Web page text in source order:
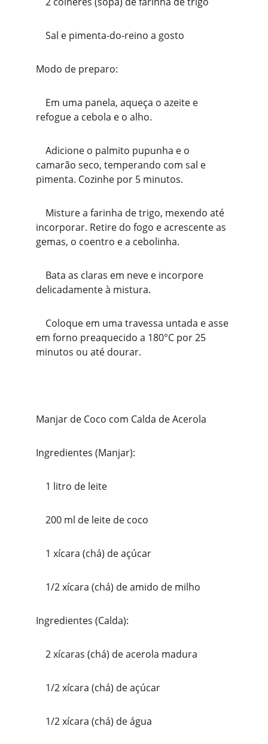
    Sal e pimenta-do-reino a gosto
Modo de preparo:
refogue a cebola e o alho.
camarão seco, temperando com sal e
pimenta. Cozinhe por 5 minutos.
incorporar. Retire do fogo e acrescente as
gemas, o coentro e a cebolinha.
delicadamente à mistura.
em forno preaquecido a 180°C por 25
minutos ou até dourar.
Manjar de Coco com Calda de Acerola
Ingredientes (Manjar):
    1 litro de leite
    200 ml de leite de coco
    1 xícara (chá) de açúcar
    1/2 xícara (chá) de amido de milho
Ingredientes (Calda):
    2 xícaras (chá) de acerola madura
    1/2 xícara (chá) de açúcar
    1/2 xícara (chá) de água